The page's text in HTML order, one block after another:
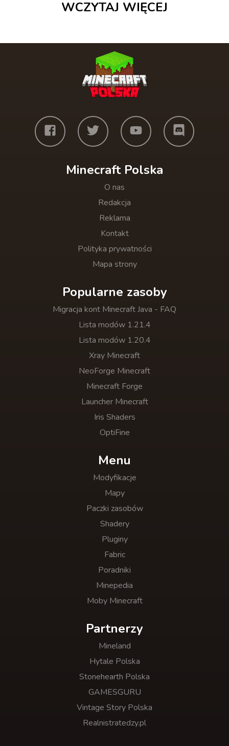
WCZYTAJ WIĘCEJ
Minecraft Polska
O nas
Redakcja
Reklama
Kontakt
Polityka prywatności
Mapa strony
Popularne zasoby
Migracja kont Minecraft Java - FAQ
Lista modów 1.21.4
Lista modów 1.20.4
Xray Minecraft
NeoForge Minecraft
Minecraft Forge
Launcher Minecraft
Iris Shaders
OptiFine
Menu
Modyfikacje
Mapy
Paczki zasobów
Shadery
Pluginy
Fabric
Poradniki
Minepedia
Moby Minecraft
Partnerzy
Mineland
Hytale Polska
Stonehearth Polska
GAMESGURU
Vintage Story Polska
Realnistratedzy.pl